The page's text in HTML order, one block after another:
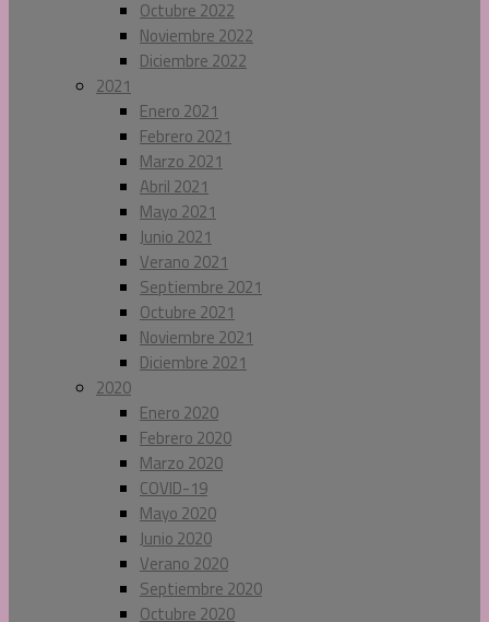
Octubre 2022
Noviembre 2022
Diciembre 2022
2021
Enero 2021
Febrero 2021
Marzo 2021
Abril 2021
Mayo 2021
Junio 2021
Verano 2021
Septiembre 2021
Octubre 2021
Noviembre 2021
Diciembre 2021
2020
Enero 2020
Febrero 2020
Marzo 2020
COVID-19
Mayo 2020
Junio 2020
Verano 2020
Septiembre 2020
Octubre 2020